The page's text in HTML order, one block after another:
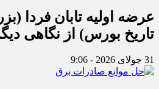
عرضه اولیه تابان فردا
تاریخ بورس) از نگاهی
31 جولای 2026 - 9:06